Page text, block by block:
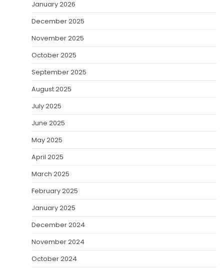
January 2026
December 2025
November 2025
October 2025
September 2025
August 2025
July 2025
June 2025
May 2025
April 2025
March 2025
February 2025
January 2025
December 2024
November 2024
October 2024